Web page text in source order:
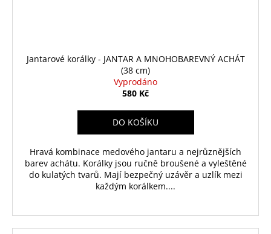
Jantarové korálky - JANTAR A MNOHOBAREVNÝ ACHÁT
(38 cm)
Vyprodáno
580 Kč
DO KOŠÍKU
Hravá kombinace medového jantaru a nejrůznějších
barev achátu. Korálky jsou ručně broušené a vyleštěné
do kulatých tvarů. Mají bezpečný uzávěr a uzlík mezi
každým korálkem....